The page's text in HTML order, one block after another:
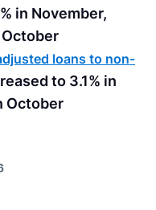
in November,
loans to non-
to 3.1% in
October